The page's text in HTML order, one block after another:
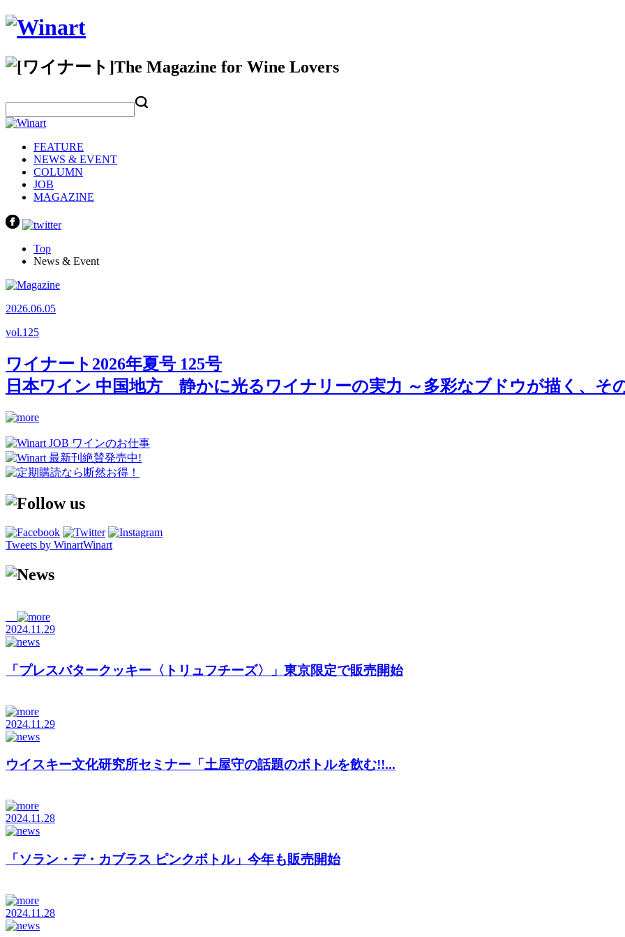
FEATURE
NEWS & EVENT
COLUMN
JOB
MAGAZINE
Top
News & Event
2026.06.05
vol.125
ワイナート2026年夏号 125号
日本ワイン 中国地方 静かに光るワイナリーの実力 ～多彩なブドウが描く、そ
Tweets by WinartWinart
2024.11.29
「プレスバタークッキー〈トリュフチーズ〉」東京限定で販売開始
2024.11.29
ウイスキー文化研究所セミナー「土屋守の話題のボトルを飲む!!...
2024.11.28
「ソラン・デ・カブラス ピンクボトル」今年も販売開始
2024.11.28